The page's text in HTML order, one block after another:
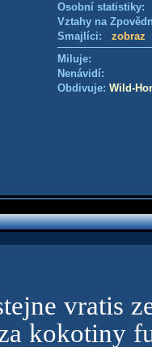
Osobní
Vztahy na
Smajlíci: zobraz
Miluje:
Nenávidí:
Obdivuje: Wild-
vratis
kokotiny